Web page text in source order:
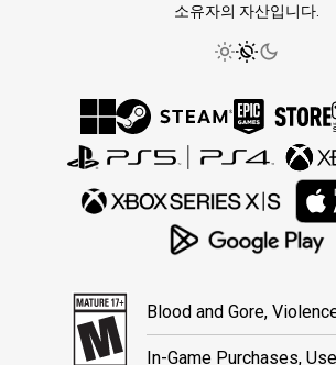
소유자의 자산입니다.
Blood and Gore,
In-Game Purchases,